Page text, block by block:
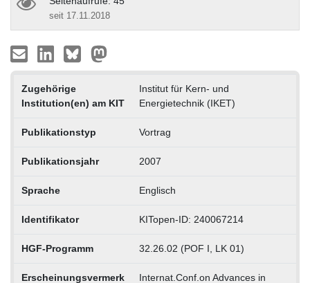
seit 17.11.2018
Zugehörige
Institution(en) am KIT
Institut für Kern- und
Energietechnik (IKET)
Publikationstyp Vortrag
Publikationsjahr 2007
Sprache Englisch
Identifikator KITopen-ID: 240067214
HGF-Programm 32.26.02 (POF I, LK 01)
Erscheinungsvermerk Internat.Conf.on Advances in